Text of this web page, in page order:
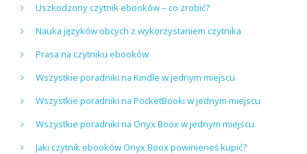
Uszkodzony czytnik ebooków – co zrobić?
Nauka języków obcych z wykorzystaniem czytnika
Prasa na czytniku ebooków
Wszystkie poradniki na Kindle w jednym miejscu
Wszystkie poradniki na PocketBooki w jednym miejscu
Wszystkie poradniki na Onyx Boox w jednym miejscu
Jaki czytnik ebooków Onyx Boox powinieneś kupić?